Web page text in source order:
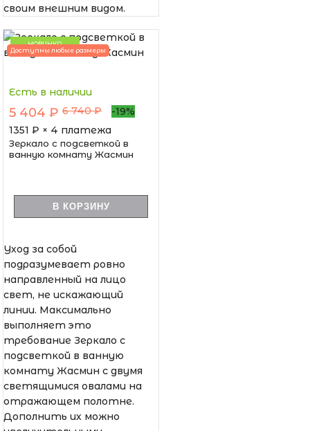
своим внешним видом.
НОВИНКА
Доступны любые размеры
Есть в наличии
5 404 ₽ 6 740 ₽
-19%
1351 ₽ × 4 платежа
Зеркало с подсветкой в
ванную комнату Жасмин
В КОРЗИНУ
Уход за собой
подразумевает ровно
направленный на лицо
свет, не искажающий
линии. Максимально
выполняет это
требование Зеркало с
подсветкой в ванную
комнату Жасмин с двумя
светящимися овалами на
отражающем полотне.
Дополнить их можно